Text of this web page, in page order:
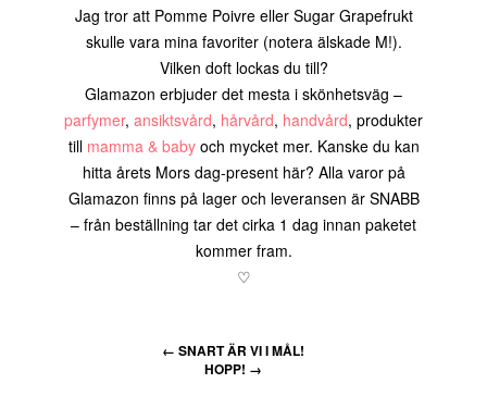
Jag tror att Pomme Poivre eller Sugar Grapefrukt
skulle vara mina favoriter (notera älskade M!).
Vilken doft lockas du till?
Glamazon erbjuder det mesta i skönhetsväg –
parfymer, ansiktsvård, hårvård, handvård, produkter
till mamma & babyoch mycket mer. Kanske du kan
hitta årets Mors dag-present här? Alla varor på
Glamazon finns på lager och leveransen är SNABB
– från beställning tar det cirka 1 dag innan paketet
kommer fram.
♡
← SNART ÄR VI I MÅL!
HOPP! →